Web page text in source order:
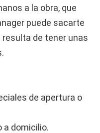
a la obra, que
puede sacarte
de tener unas
de apertura o
a domicilio.